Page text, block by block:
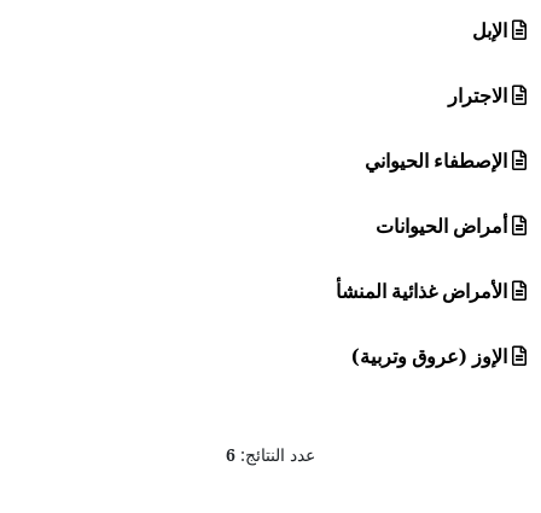
الإبل
الاجترار
الإصطفاء الحيواني
أمراض الحيوانات
الأمراض غذائية المنشأ
الإوز (عروق وتربية)
عدد النتائج: 6